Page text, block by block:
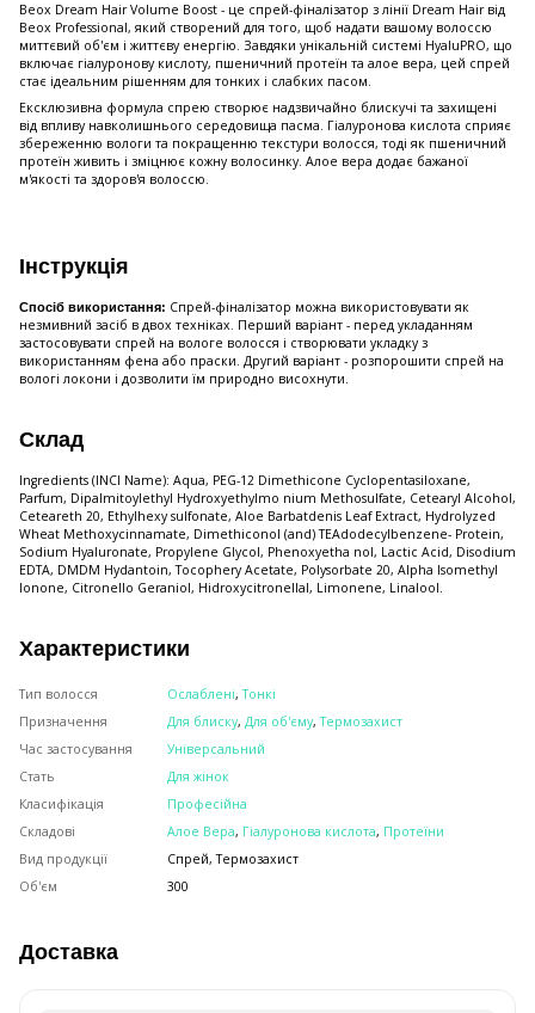
Beox Dream Hair Volume Boost - це спрей-фіналізатор з лінії Dream Hair від
Beox Professional, який створений для того, щоб надати вашому волоссю
миттєвий об'єм і життєву енергію. Завдяки унікальній системі HyaluPRO, що
включає гіалуронову кислоту, пшеничний протеїн та алое вера, цей спрей
стає ідеальним рішенням для тонких і слабких пасом.
Ексклюзивна формула спрею створює надзвичайно блискучі та захищені
від впливу навколишнього середовища пасма. Гіалуронова кислота сприяє
збереженню вологи та покращенню текстури волосся, тоді як пшеничний
протеїн живить і зміцнює кожну волосинку. Алое вера додає бажаної
м'якості та здоров'я волоссю.
Інструкція
Спосіб використання: Спрей-фіналізатор можна використовувати як
незмивний засіб в двох техніках. Перший варіант - перед укладанням
застосовувати спрей на вологе волосся і створювати укладку з
використанням фена або праски. Другий варіант - розпорошити спрей на
вологі локони і дозволити їм природно висохнути.
Склад
Ingredients (INCI Name): Aqua, PEG-12 Dimethicone Cyclopentasiloxane,
Parfum, Dipalmitoylethyl Hydroxyethylmo nium Methosulfate, Cetearyl Alcohol,
Ceteareth 20, Ethylhexy sulfonate, Aloe Barbatdenis Leaf Extract, Hydrolyzed
Wheat Methoxycinnamate, Dimethiconol (and) TEAdodecylbenzene- Protein,
Sodium Hyaluronate, Propylene Glycol, Phenoxyetha nol, Lactic Acid, Disodium
EDTA, DMDM Hydantoin, Tocophery Acetate, Polysorbate 20, Alpha Isomethyl
Ionone, Citronello Geraniol, Hidroxycitronellal, Limonene, Linalool.
Характеристики
Тип волосся Ослаблені,Тонкі
Призначення
Для блиску, Для об'єму,Термозахист
Час застосування
Універсальний
Стать
Для жінок
Класифікація
Професійна
Складові
Алое Вера, Гіалуронова кислота, Протеїни
Вид продукції
Спрей, Термозахист
Об'єм
300
Доставка